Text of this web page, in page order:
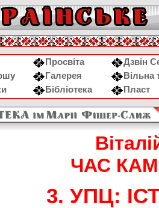
Просвіта
Дзвін
Галерея
Вільна
Бібліотека Пласт
ЧАС
3. УПЦ: